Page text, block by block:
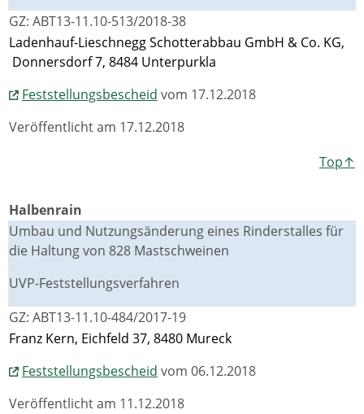
GZ: ABT13-11.10-513/2018-38
Ladenhauf-Lieschnegg Schotterabbau GmbH & Co. KG,
Donnersdorf 7, 8484 Unterpurkla
Feststellungsbescheid vom 17.12.2018
Veröffentlicht am 17.12.2018
Top↑
Halbenrain
Umbau und Nutzungsänderung eines Rinderstalles für
die Haltung von 828 Mastschweinen
UVP-Feststellungsverfahren
GZ: ABT13-11.10-484/2017-19
Franz Kern, Eichfeld 37, 8480 Mureck
Feststellungsbescheid vom 06.12.2018
Veröffentlicht am 11.12.2018